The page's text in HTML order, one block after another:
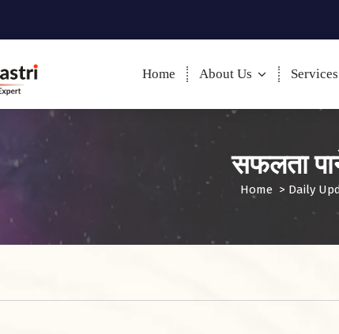
Home About Us Services
सफलता
Home> Daily